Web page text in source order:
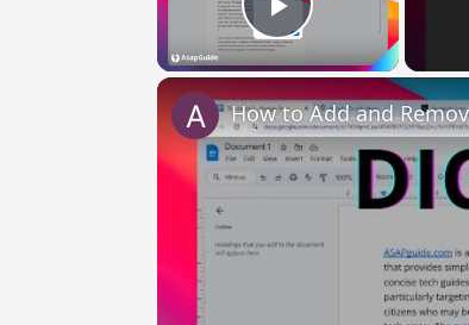
Play Video
How to Add and